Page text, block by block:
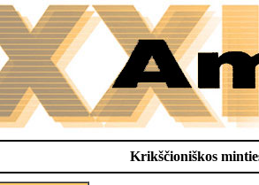
Krikščioniškos